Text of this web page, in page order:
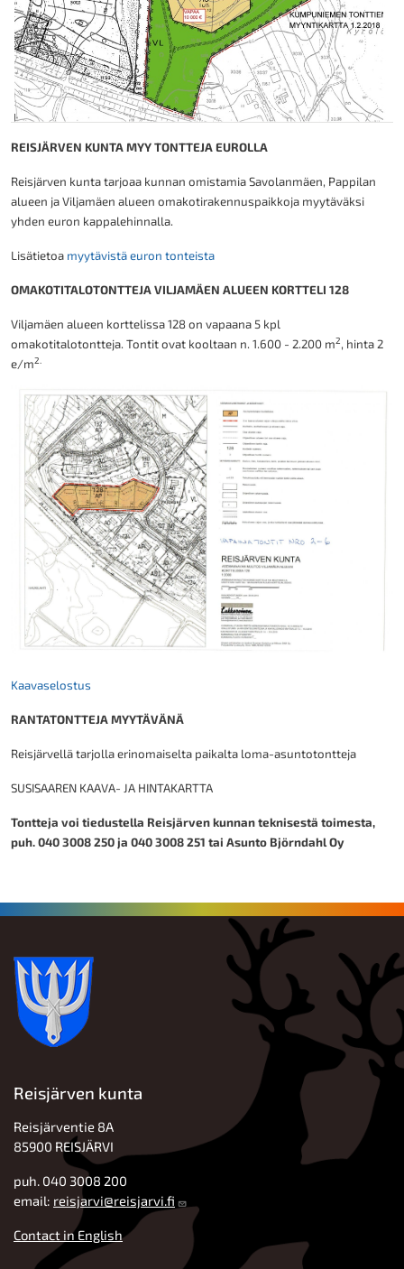
REISJÄRVEN KUNTA MYY TONTTEJA EUROLLA
Reisjärven kunta tarjoaa kunnan omistamia Savolanmäen, Pappilan
alueen ja Viljamäen alueen omakotirakennuspaikkoja myytäväksi
yhden euron kappalehinnalla.
Lisätietoa myytävistä euron tonteista
OMAKOTITALOTONTTEJA VILJAMÄEN ALUEEN KORTTELI 128
Viljamäen alueen korttelissa 128 on vapaana 5 kpl
omakotitalotontteja. Tontit ovat kooltaan n. 1.600 - 2.200 m2, hinta 2
e/m2.
Kaavaselostus
RANTATONTTEJA MYYTÄVÄNÄ
Reisjärvellä tarjolla erinomaiselta paikalta loma-asuntotontteja
SUSISAAREN KAAVA- JA HINTAKARTTA
Tontteja voi tiedustella Reisjärven kunnan teknisestä toimesta,
puh. 040 3008 250 ja 040 3008 251 tai Asunto Björndahl Oy
Reisjärven kunta
Reisjärventie 8A
85900 REISJÄRVI
puh. 040 3008 200
email: reisjarvi@reisjarvi.fi
Contact in English